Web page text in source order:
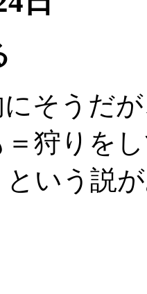
そうだ
狩りを
いう説